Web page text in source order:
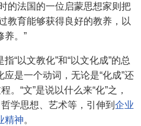
的法国的一位启蒙思想家则把
教育能够获得良好的教养，以
养。”
以文教化”和“以文化成”的总
是一个动词，无论是“化成”还
。“文”是说以什么来“化”之，
学思想、艺术等，引伸到 企业
精神。